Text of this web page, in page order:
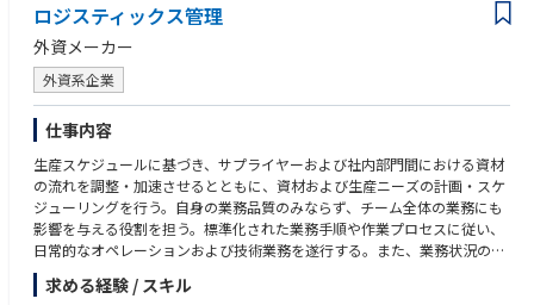
ュアル整備を推進し、業務品質と生産性の向上を図る
・予測精度向上および業務効率化のための仕組みやツールの構築・改善を
推進する（Kaizen活動の推進）
・棚卸業務の実施および在庫精度の維持・改善を行う
・派遣社員を含むチームメンバーへの日常的な指導・業務サポートを行う
・品質方針、品質マネジメントシステムおよび関連法規制を遵守する
・デジタル領域に関する基礎的な知識
ロジスティックス管理
外資メーカー
外資系企業
仕事内容
生産スケジュールに基づき、サプライヤーおよび社内部門間における資材
の流れを調整・加速させるとともに、資材および生産ニーズの計画・スケ
ジューリングを行う。自身の業務品質のみならず、チーム全体の業務にも
影響を与える役割を担う。標準化された業務手順や作業プロセスに従い、
日常的なオペレーションおよび技術業務を遂行する。また、業務状況の変
化に応じて作業の優先順位や進め方を柔軟に見直し、最適な形で業務を完
遂する。
求める経験 / スキル